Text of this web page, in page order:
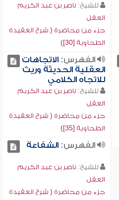
للشيخ: ناصر بن عبد الكريم
العقل
جزء من محاضرة ( شرح العقيدة
الطحاوية [30])
الفهرس:الاتجاهات
العقلية الحديثة وريث
للاتجاه الكلامي
للشيخ: ناصر بن عبد الكريم
العقل
جزء من محاضرة ( شرح العقيدة
الطحاوية [35])
الفهرس:الشفاعة
للشيخ: ناصر بن عبد الكريم
العقل
جزء من محاضرة ( شرح العقيدة